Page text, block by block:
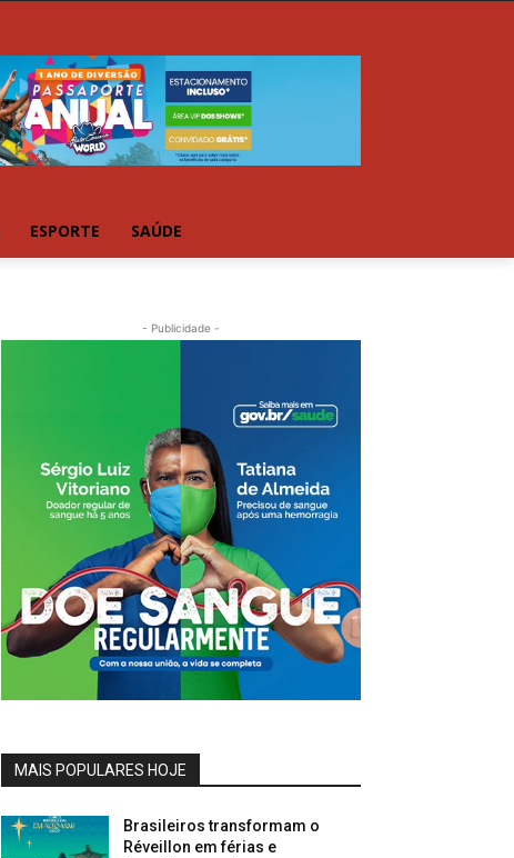
ESPORTE SAÚDE
- Publicidade -
MAIS POPULARES HOJE
Brasileiros transformam o
Réveillon em férias e